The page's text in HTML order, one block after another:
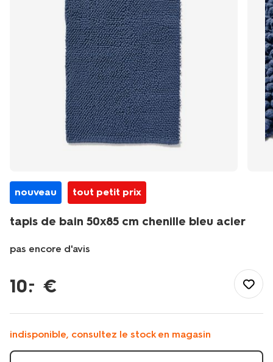
nouveau tout petit prix
tapis de bain 50x85 cm chenille bleu acier
pas encore d'avis
fr/bain-
toilette/accessoires-
de-
bain/tapis-
bain/tapis-
10.
– €
indisponible, consultez le stock en magasin